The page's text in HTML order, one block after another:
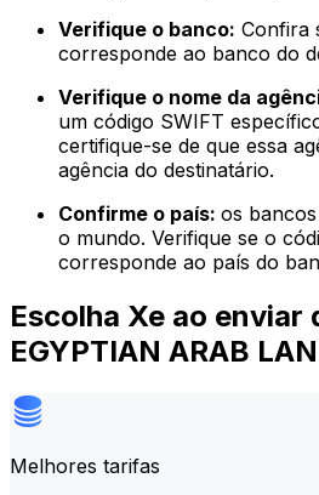
Verifique o banco: Confira
corresponde ao banco do
Verifique o nome da
um código SWIFT
certifique-se de que essa
agência do destinatário.
Confirme o país: os
o mundo. Verifique se o
corresponde ao país do
Escolha Xe ao enviar
EGYPTIAN ARAB
Melhores tarifas